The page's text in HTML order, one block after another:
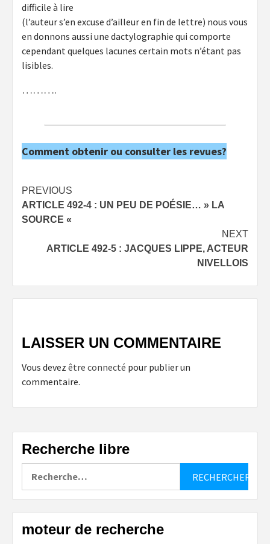
difficile à lire
(l’auteur s’en excuse d’ailleur en fin de lettre) nous vous
en donnons aussi une dactylographie qui comporte
cependant quelques lacunes certain mots n’étant pas
lisibles.
……….
Comment obtenir ou consulter les revues?
Post
navigation
PREVIOUS
ARTICLE 492-4 : UN PEU DE POÉSIE… » LA
SOURCE «
NEXT
ARTICLE 492-5 : JACQUES LIPPE, ACTEUR
NIVELLOIS
LAISSER UN COMMENTAIRE
Vous devez être connecté pour publier un
commentaire.
Recherche libre
moteur de recherche